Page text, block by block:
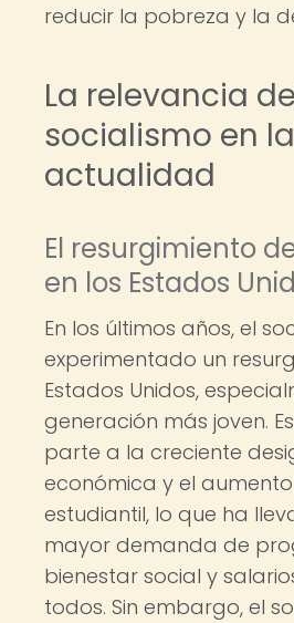
reducir la pobreza y la
La relevancia
socialismo en la
actualidad
El resurgimiento
en los Estados
En los últimos años, el
experimentado un
Estados Unidos,
generación más joven.
parte a la creciente
económica y el
estudiantil, lo que ha
mayor demanda de
bienestar social y
todos. Sin embargo, el